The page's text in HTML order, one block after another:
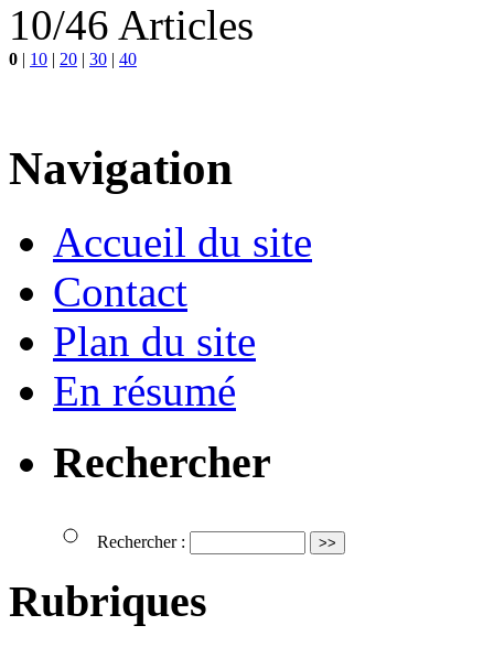
10/46 Articles
0 | 10 | 20 | 30 | 40
Navigation
Accueil du site
Contact
Plan du site
En résumé
Rechercher
Rechercher :
Rubriques